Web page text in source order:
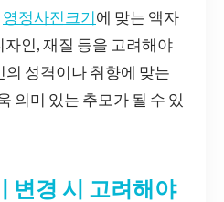
영정사진크기에 맞는 액자
자인, 재질 등을 고려해야
의 성격이나 취향에 맞는
의미 있는 추모가 될 수 있
변경 시 고려해야